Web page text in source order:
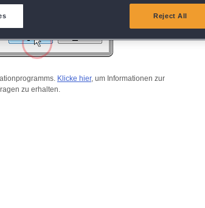
Klicke hier, um Informationen zur
zu erhalten.
combine data from other data sources
Reject All